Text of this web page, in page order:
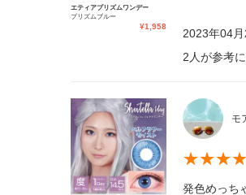
エティアプリズムワンデー
プリズムブルー
¥1,958
2023年04月
2 人が参考
モ
★★★★
発色めっち